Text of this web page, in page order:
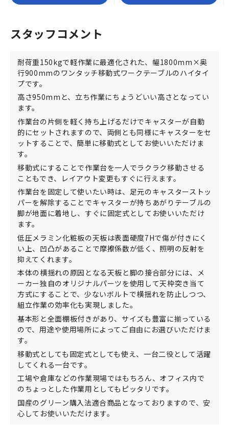
スタッフコメント
耐荷重150kgで軽作業に最適化された、幅1800mm×奥
行900mmのワンタッチ移動式ワークテーブルのハイタイ
プです。
高さ950mmと、立ち作業にちょうどいい高さとなってい
ます。
作業台の片側を軽く持ち上げるだけでキャスターが自動
的にセットされますので、両側とも同様にキャスターをセ
ットすることで、簡単に移動式としてお使いいただけま
す。
移動式にすることで作業台を一人でラクラク移動させる
こともでき、レイアウト変更もすぐに行えます。
作業台を固定して使いたい時は、足元のキャスターストッ
パーを解除することでキャスターが持ちあがりテーブルの
脚が地面に着地し、すぐに固定式としてお使いいただけ
ます。
低圧メラミン化粧板の天板は表面硬度7Hで傷が付きにく
い上、凹凸があることで摩擦係数が低く、照明の反射を
抑えてくれます。
本体の横揺れの原因となる天板と脚の接合部分には、メ
ーカー独自のオリジナルパーツを使用して天枠突き当て
方式にすることで、少ないボルトで横揺れを防止しつつ、
組立作業の効率化も実現しました。
基本形と全面棚板付きがあり、サイズも豊富に揃っている
ので、用途や使用場所によってご自由にお選びいただけま
す。
移動式としても固定式としても使え、一台二役として活躍
してくれる一台です。
工場や倉庫などの作業現場ではもちろん、オフィス内で
のちょっとした作業用としてもピッタリです。
国産のグリーン購入法適合商品となっておりますので、安
心してお使いいただけます。